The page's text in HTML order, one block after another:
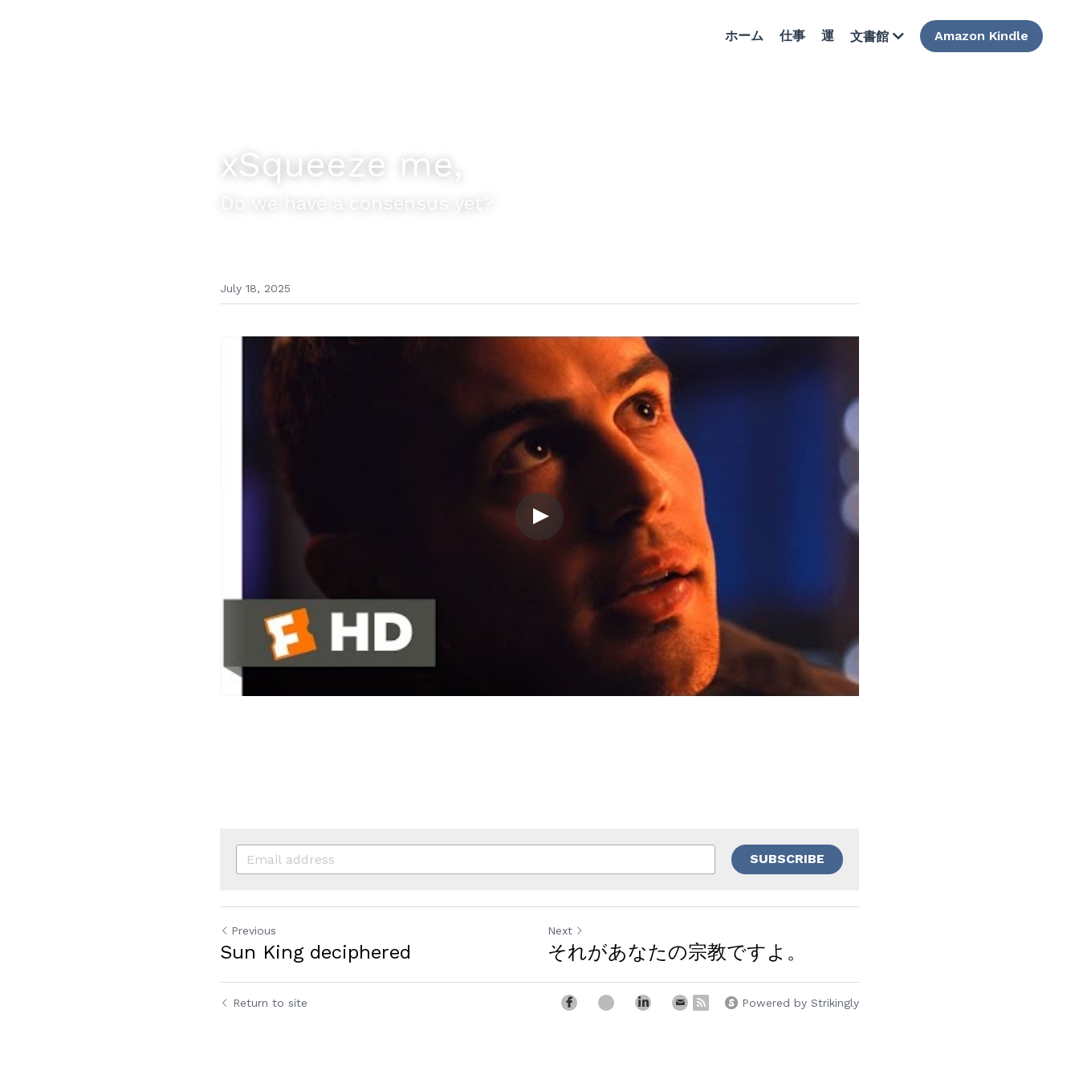
ホーム 仕事 運 文書館 Amazon Kindle
xSqueeze me,
Do we have a consensus yet?
July 18, 2025
SUBSCRIBE
Previous
Sun King deciphered
Next
それがあなたの宗教ですよ。
Return to site Powered by Strikingly